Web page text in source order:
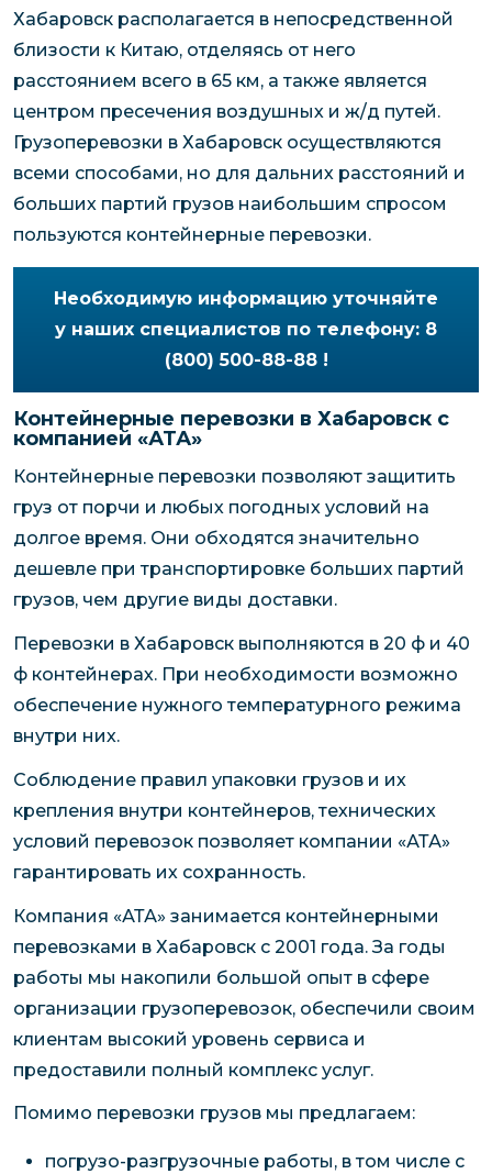
Хабаровск располагается в непосредственной
близости к Китаю, отделяясь от него
расстоянием всего в 65 км, а также является
центром пресечения воздушных и ж/д путей.
Грузоперевозки в Хабаровск осуществляются
всеми способами, но для дальних расстояний и
больших партий грузов наибольшим спросом
пользуются контейнерные перевозки.
Необходимую информацию уточняйте
у наших специалистов по телефону: 8
(800) 500-88-88 !
Контейнерные перевозки в Хабаровск с
компанией «АТА»
Контейнерные перевозки позволяют защитить
груз от порчи и любых погодных условий на
долгое время. Они обходятся значительно
дешевле при транспортировке больших партий
грузов, чем другие виды доставки.
Перевозки в Хабаровск выполняются в 20 ф и 40
ф контейнерах. При необходимости возможно
обеспечение нужного температурного режима
внутри них.
Соблюдение правил упаковки грузов и их
крепления внутри контейнеров, технических
условий перевозок позволяет компании «АТА»
гарантировать их сохранность.
Компания «АТА» занимается контейнерными
перевозками в Хабаровск с 2001 года. За годы
работы мы накопили большой опыт в сфере
организации грузоперевозок, обеспечили своим
клиентам высокий уровень сервиса и
предоставили полный комплекс услуг.
Помимо перевозки грузов мы предлагаем:
погрузо-разгрузочные работы, в том числе с